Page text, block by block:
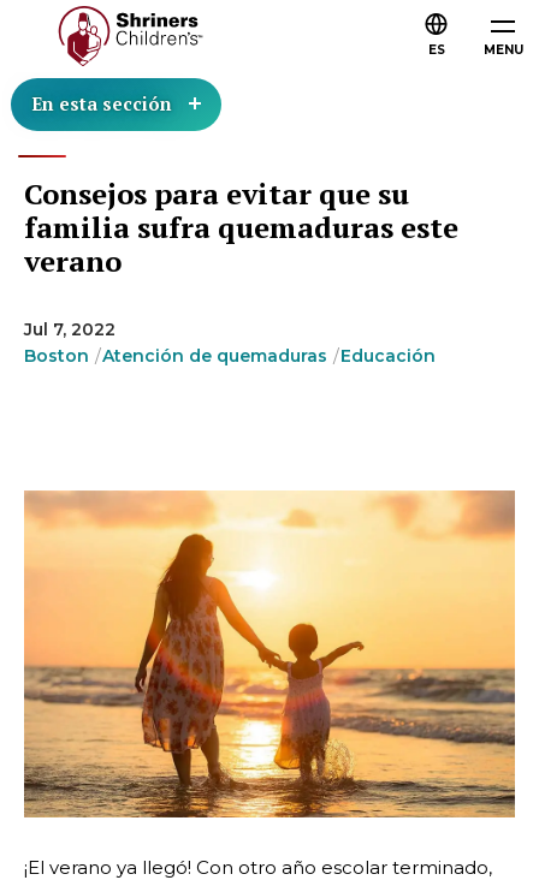
MENU
ES
En esta sección
Consejos para evitar que su
familia sufra quemaduras este
verano
Jul 7, 2022
Boston
Atención de quemaduras Educación
¡El verano ya llegó! Con otro año escolar terminado,